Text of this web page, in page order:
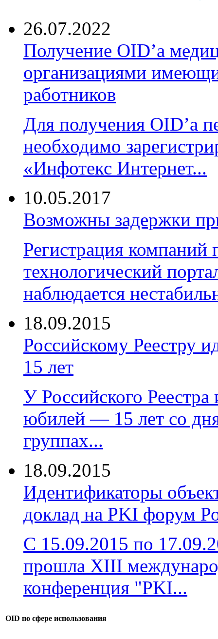
26.07.2022
Получение OID’a
организациями
работников
Для получения OID’а
необходимо
«Инфотекс Интернет...
10.05.2017
Возможны задержки
Регистрация компаний
технологический
наблюдается
18.09.2015
Российскому Реестру
15 лет
У Российского Реестра
юбилей — 15 лет со
группах...
18.09.2015
Идентификаторы
доклад на PKI форум
C 15.09.2015 по
прошла XIII
конференция "PKI...
OID по сфере использования